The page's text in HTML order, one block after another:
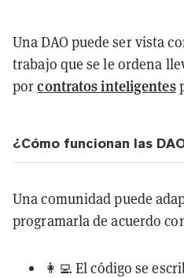
Una DAO puede ser vista
trabajo que se le ordena
porcontratos inteligentes
¿Cómo funcionan las
Una comunidad puede
programarla de acuerdo
👩‍💻 El código se